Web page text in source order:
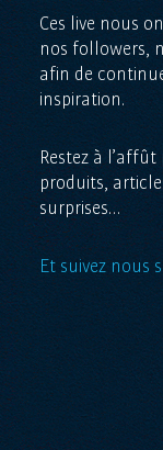
Ces live nous
nos followers,
afin de
inspiration.
Restez à
produits,
surprises…
Et suivez nous